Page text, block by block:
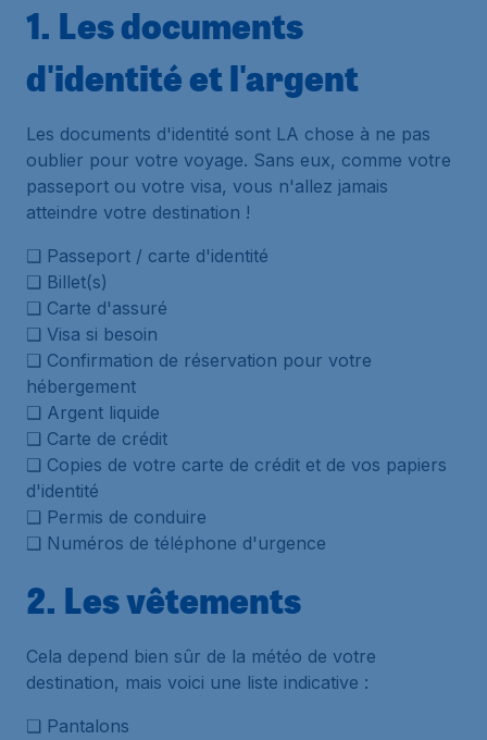
1. Les documents
d'identité et l'argent
Les documents d'identité sont LA chose à ne pas
oublier pour votre voyage. Sans eux, comme votre
passeport ou votre visa, vous n'allez jamais
atteindre votre destination !
❑ Passeport / carte d'identité
❑ Billet(s)
❑ Carte d'assuré
❑ Visa si besoin
❑ Confirmation de réservation pour votre
hébergement
❑ Argent liquide
❑ Carte de crédit
❑ Copies de votre carte de crédit et de vos papiers
d'identité
❑ Permis de conduire
❑ Numéros de téléphone d'urgence
2. Les vêtements
Cela depend bien sûr de la météo de votre
destination, mais voici une liste indicative :
❑ Pantalons